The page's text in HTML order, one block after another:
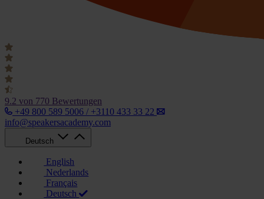
9.2 von 770 Bewertungen
+49 800 589 5006 / +3110 433 33 22
info@speakersacademy.com
Deutsch
English
Nederlands
Français
Deutsch